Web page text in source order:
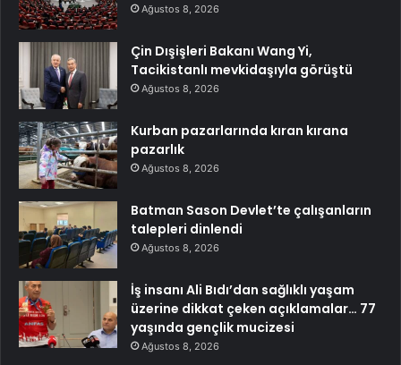
Ağustos 8, 2026
Çin Dışişleri Bakanı Wang Yi,
Tacikistanlı mevkidaşıyla görüştü
Ağustos 8, 2026
Kurban pazarlarında kıran kırana
pazarlık
Ağustos 8, 2026
Batman Sason Devlet’te çalışanların
talepleri dinlendi
Ağustos 8, 2026
İş insanı Ali Bıdı’dan sağlıklı yaşam
üzerine dikkat çeken açıklamalar… 77
yaşında gençlik mucizesi
Ağustos 8, 2026